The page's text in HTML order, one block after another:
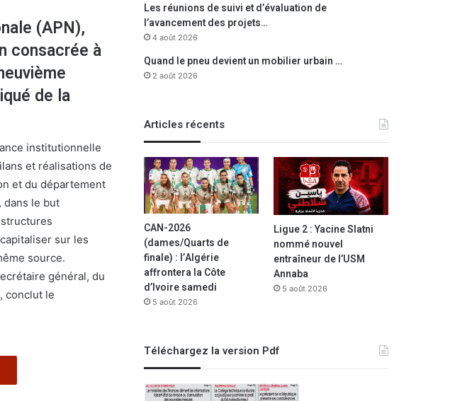
(APN),
consacrée à
de la
institutionnelle
et réalisations de
et du département
dans le but
sur les
source.
général, du
conclut le
Les réunions de suivi et d’évaluation de
l’avancement des projets…
4 août 2026
Quand le pneu devient un mobilier urbain …
2 août 2026
Articles récents
CAN-2026
(dames/Quarts de
finale) : l’Algérie
affrontera la Côte
d’Ivoire samedi
5 août 2026
Ligue 2 : Yacine Slatni
nommé nouvel
entraîneur de l’USM
Annaba
5 août 2026
Téléchargez la version Pdf